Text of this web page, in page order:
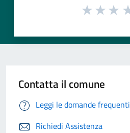
Contatta il comune
Leggi le domande frequenti
Richiedi Assistenza